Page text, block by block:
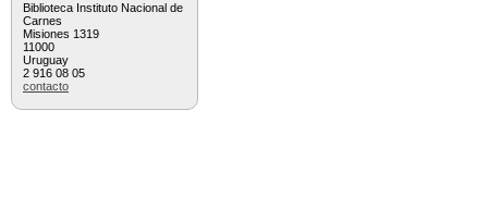
Biblioteca Instituto Nacional de
Carnes
Misiones 1319
11000
Uruguay
2 916 08 05
contacto